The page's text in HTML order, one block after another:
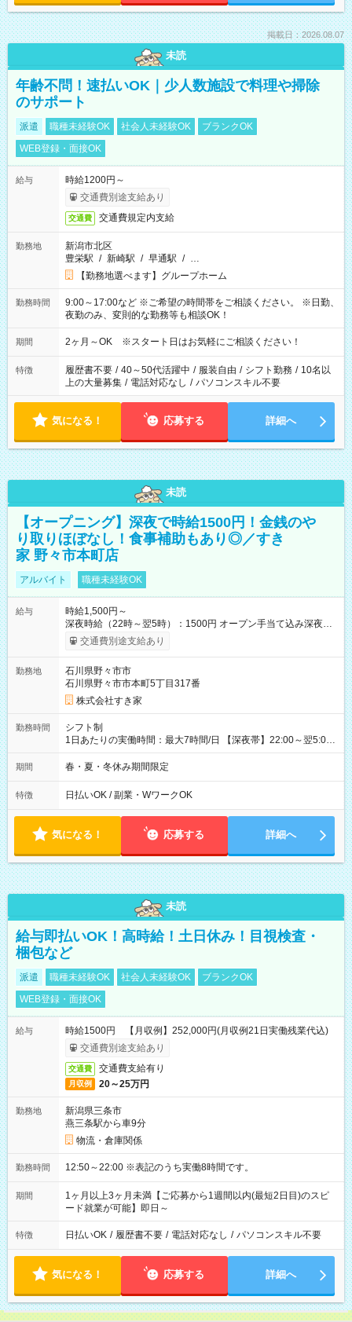
掲載日：2026.08.07
未読
年齢不問！速払いOK｜少人数施設で料理や掃除
のサポート
派遣 職種未経験OK 社会人未経験OK
ブランクOK
WEB登録・面接OK
給与
時給1200円～
交通費別途支給あり
交通費 交通費規定内支給
勤務地
新潟市北区
豊栄駅 / 新崎駅 / 早通駅 / …
【勤務地選べます】グループホーム
勤務時間
9:00～17:00など ※ご希望の時間帯をご相談ください。 ※日勤、
夜勤のみ、変則的な勤務等も相談OK！
期間 2ヶ月～OK ※スタート日はお気軽にご相談ください！
特徴 履歴書不要 / 40～50代活躍中 / 服装自由 / シフト勤務 / 10名以
上の大量募集 / 電話対応なし / パソコンスキル不要
気になる！ 応募する 詳細へ
未読
【オープニング】深夜で時給1500円！金銭のや
り取りほぼなし！食事補助もあり◎／すき
家 野々市本町店
アルバイト 職種未経験OK
給与
時給1,500円～
深夜時給（22時～翌5時）：1500円 オープン手当て込み深夜時
給（22時～翌5時）：1625円 【オープン手当期間】
2026/09/01~2026/10/31 【試用期間】試用期間あり 試用期間の
の実態は30日（※条件変更なし）ですが、切り上げで一ヶ月と
させていただきます。 研修制度あり：15時間(研修中も同時給）
交通費別途支給あり
勤務地
石川県野々市市
石川県野々市市本町5丁目317番
株式会社すき家
勤務時間
シフト制
1日あたりの実働時間：最大7時間/日 【深夜帯】22:00～翌5:00
週2日～・1日2h～OK◎ ※22:00から翌5:00までは18歳以上の方
のみ勤務可能です（18歳未満の深夜業務禁止のため） ★深夜で
す。 必ず、2名以上での勤務を行いますので、安心して働けま
す。
期間 春・夏・冬休み期間限定
特徴 日払いOK / 副業・WワークOK
気になる！ 応募する 詳細へ
未読
給与即払いOK！高時給！土日休み！目視検査・
梱包など
派遣 職種未経験OK 社会人未経験OK
ブランクOK
WEB登録・面接OK
給与
時給1500円 【月収例】252,000円(月収例21日実働残業代込)
交通費別途支給あり
交通費 交通費支給有り
月収例 20～25万円
勤務地
新潟県三条市
燕三条駅から車9分
物流・倉庫関係
勤務時間 12:50～22:00 ※表記のうち実働8時間です。
期間
1ヶ月以上3ヶ月未満【ご応募から1週間以内(最短2日目)のスピ
ード就業が可能】即日～
特徴 日払いOK / 履歴書不要 / 電話対応なし / パソコンスキル不要
気になる！ 応募する 詳細へ